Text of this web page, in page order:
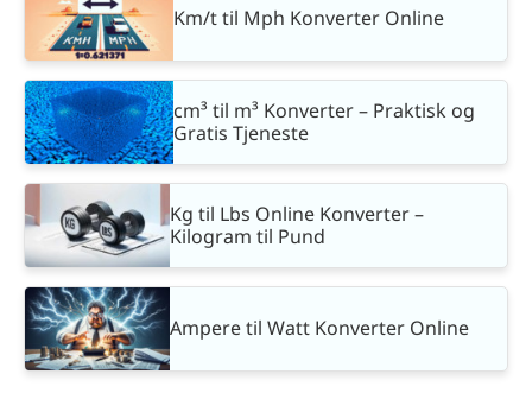
Km/t til Mph Konverter Online
cm³ til m³ Konverter – Praktisk og
Gratis Tjeneste
Kg til Lbs Online Konverter –
Kilogram til Pund
Ampere til Watt Konverter Online